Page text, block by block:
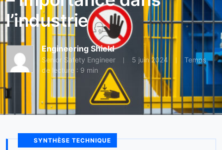
l’industrie
Engineering Shield
Senior Safety Engineer 5 juin 2024
Temps
de lecture : 9 min
SYNTHÈSE TECHNIQUE